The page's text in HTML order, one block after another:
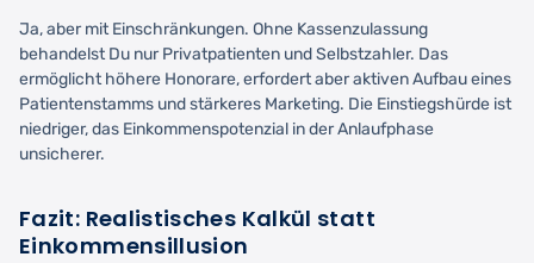
Ja, aber mit Einschränkungen. Ohne Kassenzulassung
behandelst Du nur Privatpatienten und Selbstzahler. Das
ermöglicht höhere Honorare, erfordert aber aktiven Aufbau eines
Patientenstamms und stärkeres Marketing. Die Einstiegshürde ist
niedriger, das Einkommenspotenzial in der Anlaufphase
unsicherer.
Fazit: Realistisches Kalkül statt
Einkommensillusion